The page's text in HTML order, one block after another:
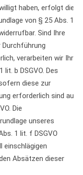
haben, erfolgt die
von § 25 Abs. 1
Sind Ihre
verarbeiten wir Ihre
b DSGVO. Des
diese zur
erforderlich sind auf
Die
unseres
1 lit. f DSGVO
einschlägigen
Absätzen dieser